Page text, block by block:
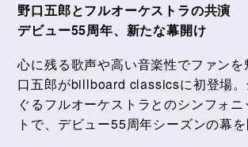
野口五郎とフルオーケストラの共演
デビュー55周年、新たな幕開け
心に残る歌声や高い音楽性でファン
口五郎がbillboard classicsに初登場
ぐるフルオーケストラとのシンフォ
トで、デビュー55周年シーズンの幕を